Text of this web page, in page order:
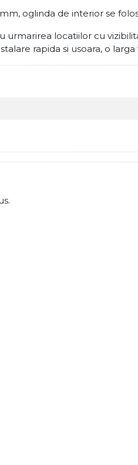
oglinda de interior se
locatiilor cu
rapida si usoara, o